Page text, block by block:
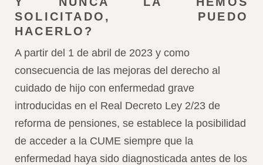
SOLICITADO, PUEDO
HACERLO?
A partir del 1 de abril de 2023 y como
consecuencia de las mejoras del derecho al
cuidado de hijo con enfermedad grave
introducidas en el Real Decreto Ley 2/23 de
reforma de pensiones, se establece la posibilidad
de acceder a la CUME siempre que la
enfermedad haya sido diagnosticada antes de los